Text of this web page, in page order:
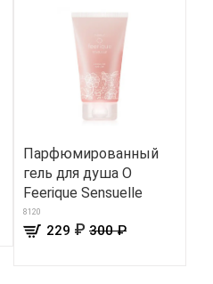
Парфюмированный
гель для душа O
Feerique Sensuelle
8120
229 ₽ 300 ₽